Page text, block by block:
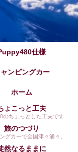
仕様
ンピングカー
ホーム
ょこっと工夫
のちょっとした工夫です
旅のつづり
グカーで全国津々浦々。
然なるままに